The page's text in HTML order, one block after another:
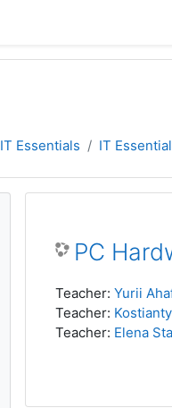
IT Essentials IT
PC
Teacher: Yurii
Teacher:
Teacher: Elena